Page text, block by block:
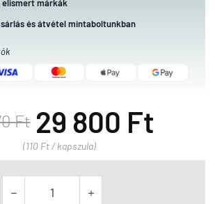
elismert márkák
és átvétel mintaboltunkban
Ft 29 800 Ft
(110 Ft / kapszula)
 